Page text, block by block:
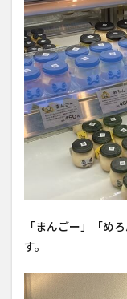
「まんごー」「め
す。